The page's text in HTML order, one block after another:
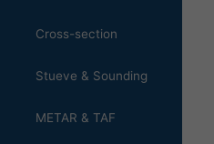
Cross-section
Stueve & Sounding
METAR & TAF